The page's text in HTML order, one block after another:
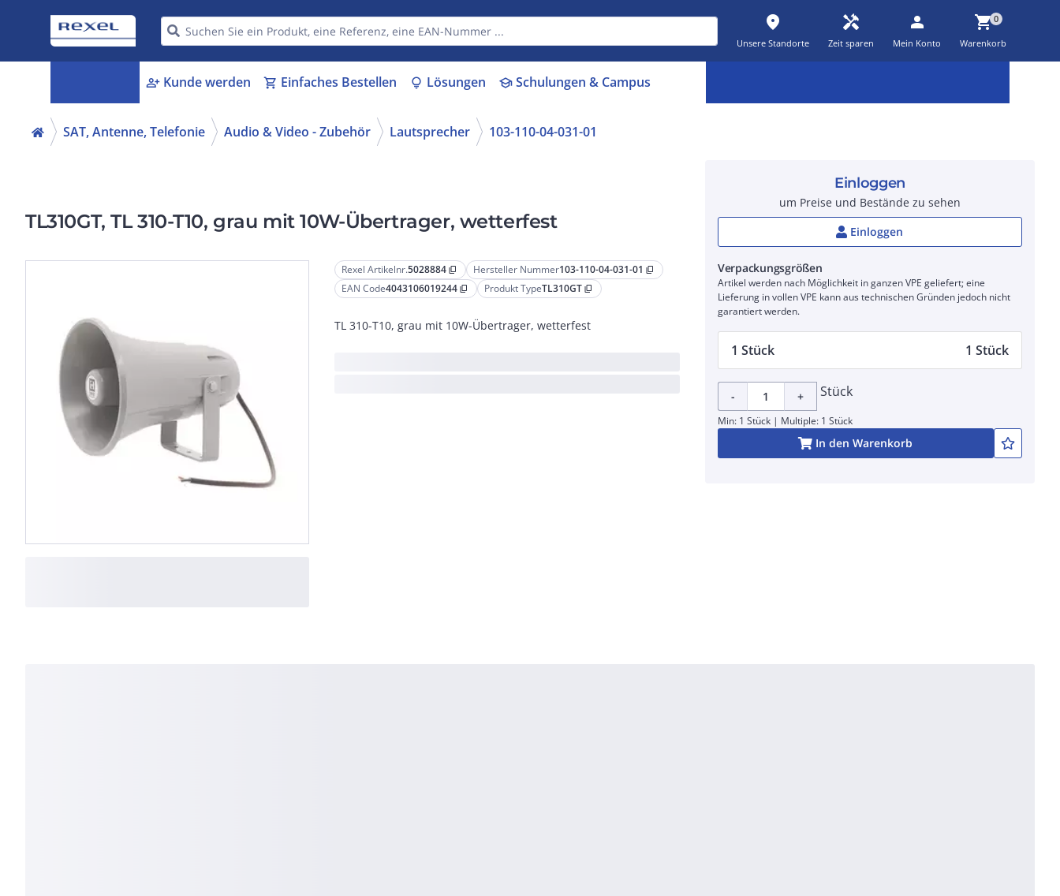
place
Unsere Standorte
handyman
Zeit sparen
person
Mein Konto
shopping_cart0
Warenkorb
person_add Kunde werden shopping_cart Einfaches Bestellen lightbulb Lösungen schoolSchulungen & Campus
SAT, Antenne, Telefonie Audio & Video - Zubehör Lautsprecher 103-110-04-031-01
TL310GT, TL 310-T10, grau mit 10W-Übertrager, wetterfest
Rexel Artikelnr.5028884 content_copy Hersteller Nummer103-110-04-031-01 content_copy
EAN Code4043106019244 content_copy Produkt TypeTL310GT content_copy
TL 310-T10, grau mit 10W-Übertrager, wetterfest
Einloggen
um Preise und Bestände zu sehen
Einloggen
Verpackungsgrößen
Artikel werden nach Möglichkeit in ganzen VPE geliefert; eine
Lieferung in vollen VPE kann aus technischen Gründen jedoch nicht
garantiert werden.
1 Stück 1 Stück
- + Stück
Min: 1 Stück | Multiple: 1 Stück
In den Warenkorb